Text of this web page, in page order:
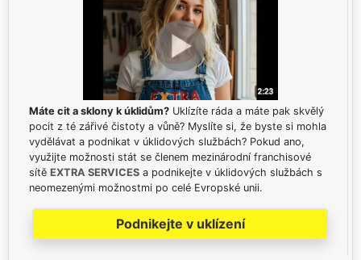
Máte cit a sklony k úklidům? Uklízíte ráda a máte pak skvělý
pocit z té zářivé čistoty a vůně? Myslíte si, že byste si mohla
vydělávat a podnikat v úklidových službách? Pokud ano,
využijte možnosti stát se členem mezinárodní franchisové
sítě EXTRA SERVICES a podnikejte v úklidových službách s
neomezenými možnostmi po celé Evropské unii.
Podnikejte v uklízení